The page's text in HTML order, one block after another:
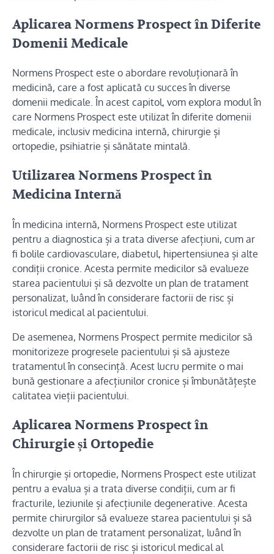
Aplicarea Normens Prospect în Diferite
Domenii Medicale
Normens Prospect este o abordare revoluționară în
medicină, care a fost aplicată cu succes în diverse
domenii medicale. În acest capitol, vom explora modul în
care Normens Prospect este utilizat în diferite domenii
medicale, inclusiv medicina internă, chirurgie și
ortopedie, psihiatrie și sănătate mintală.
Utilizarea Normens Prospect în
Medicina Internă
În medicina internă, Normens Prospect este utilizat
pentru a diagnostica și a trata diverse afecțiuni, cum ar
fi bolile cardiovasculare, diabetul, hipertensiunea și alte
condiții cronice. Acesta permite medicilor să evalueze
starea pacientului și să dezvolte un plan de tratament
personalizat, luând în considerare factorii de risc și
istoricul medical al pacientului.
De asemenea, Normens Prospect permite medicilor să
monitorizeze progresele pacientului și să ajusteze
tratamentul în consecință. Acest lucru permite o mai
bună gestionare a afecțiunilor cronice și îmbunătățește
calitatea vieții pacientului.
Aplicarea Normens Prospect în
Chirurgie și Ortopedie
În chirurgie și ortopedie, Normens Prospect este utilizat
pentru a evalua și a trata diverse condiții, cum ar fi
fracturile, leziunile și afecțiunile degenerative. Acesta
permite chirurgilor să evalueze starea pacientului și să
dezvolte un plan de tratament personalizat, luând în
considerare factorii de risc și istoricul medical al